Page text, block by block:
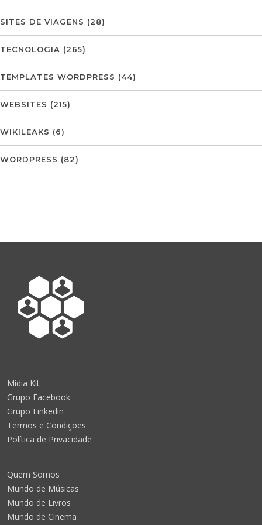
SITES DE VIAGENS (28)
TECNOLOGIA (265)
TEMPLATES WORDPRESS (44)
WEBSITES (215)
WIKILEAKS (6)
WORDPRESS (82)
Mídia Kit
Grupo Facebook
Grupo Linkedin
Termos e Condições
Política de Privacidade
Quem Somos
Mundo de Músicas
Mundo de Livros
Mundo de Cinema